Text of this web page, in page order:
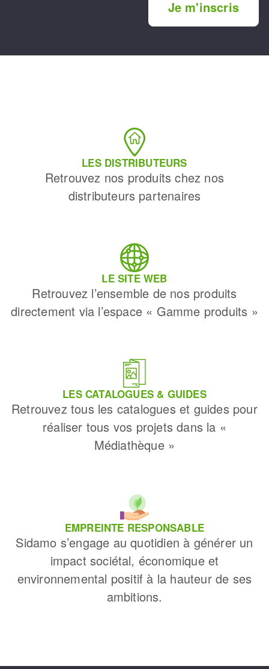
Je m'inscris
LES DISTRIBUTEURS
Retrouvez nos produits chez nos
distributeurs partenaires
LE SITE WEB
Retrouvez l’ensemble de nos produits
directement via l’espace « Gamme produits »
LES CATALOGUES & GUIDES
Retrouvez tous les catalogues et guides pour
réaliser tous vos projets dans la «
Médiathèque »
EMPREINTE RESPONSABLE
Sidamo s’engage au quotidien à générer un
impact sociétal, économique et
environnemental positif à la hauteur de ses
ambitions.